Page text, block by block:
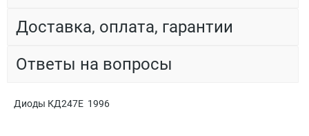
Доставка, оплата, гарантии
Ответы на вопросы
Диоды КД247Е 1996